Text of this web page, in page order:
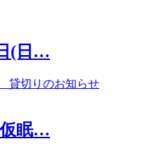
(日…
眠…